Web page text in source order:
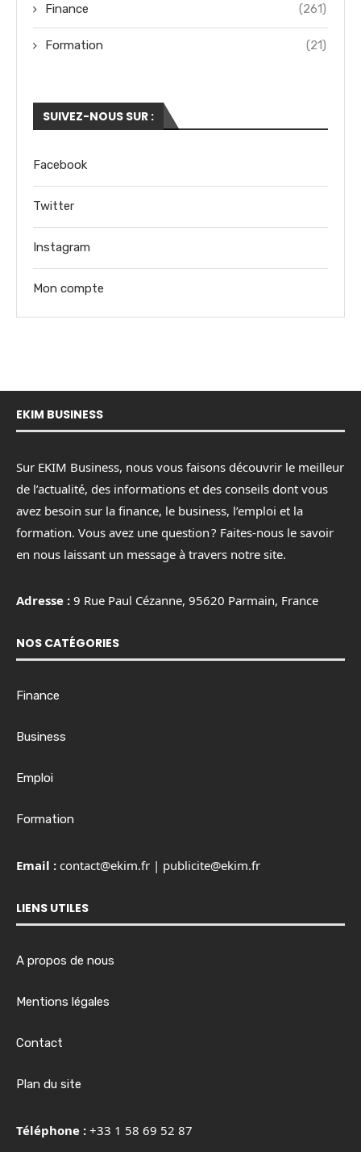
Finance (261)
Formation (21)
SUIVEZ-NOUS SUR :
Facebook
Twitter
Instagram
Mon compte
EKIM BUSINESS
Sur EKIM Business, nous vous faisons découvrir le meilleur
de l’actualité, des informations et des conseils dont vous
avez besoin sur la finance, le business, l’emploi et la
formation. Vous avez une question ? Faites-nous le savoir
en nous laissant un message à travers notre site.
Adresse : 9 Rue Paul Cézanne, 95620 Parmain, France
NOS CATÉGORIES
Finance
Business
Emploi
Formation
Email : contact@ekim.fr | publicite@ekim.fr
LIENS UTILES
A propos de nous
Mentions légales
Contact
Plan du site
Téléphone : +33 1 58 69 52 87